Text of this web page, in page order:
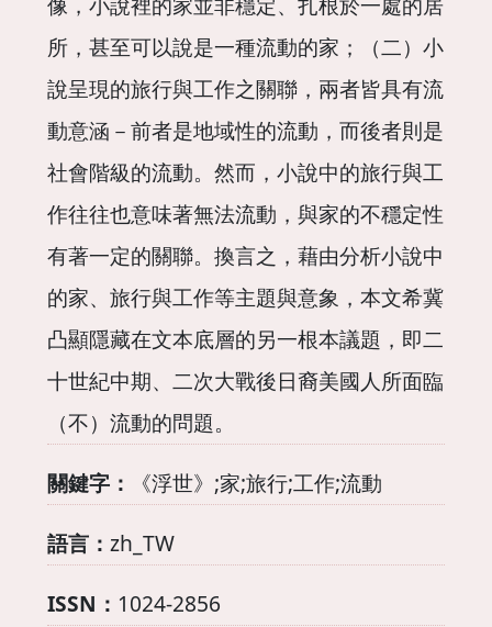
所，甚至可以說是一種流動的家；（二）小
說呈現的旅行與工作之關聯，兩者皆具有流
動意涵－前者是地域性的流動，而後者則是
社會階級的流動。然而，小說中的旅行與工
作往往也意味著無法流動，與家的不穩定性
有著一定的關聯。換言之，藉由分析小說中
的家、旅行與工作等主題與意象，本文希冀
凸顯隱藏在文本底層的另一根本議題，即二
十世紀中期、二次大戰後日裔美國人所面臨
（不）流動的問題。
關鍵字： 《浮世》;家;旅行;工作;流動
語言： zh_TW
ISSN： 1024-2856